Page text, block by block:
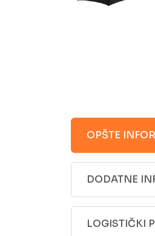
OPŠTE
DODATNE
LOGISTIČKI